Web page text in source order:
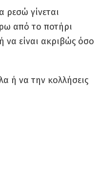
ρεσώ γίνεται
από το ποτήρι
να είναι ακριβώς όσο
ή να την κολλήσεις